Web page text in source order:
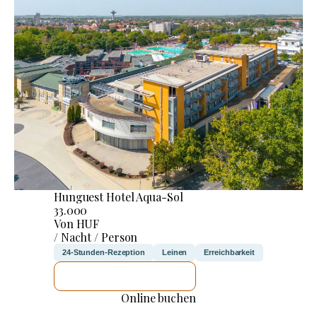
Hunguest Hotel Aqua-Sol
33.000
Von HUF
/ Nacht / Person
24-Stunden-Rezeption Leinen Erreichbarkeit
Online buchen